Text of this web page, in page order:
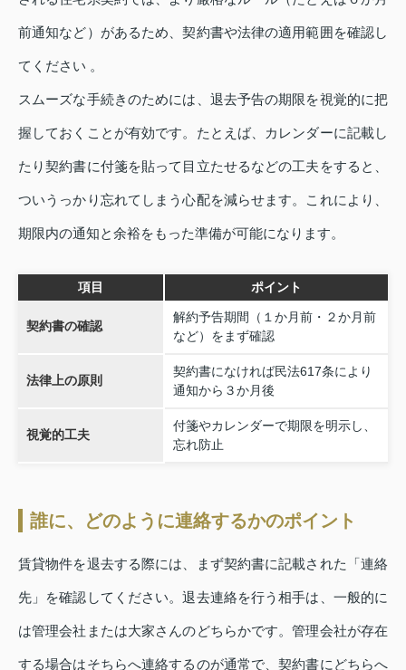
前通知など）があるため、契約書や法律の適用範囲を確認し
てください 。
スムーズな手続きのためには、退去予告の期限を視覚的に把
握しておくことが有効です。たとえば、カレンダーに記載し
たり契約書に付箋を貼って目立たせるなどの工夫をすると、
ついうっかり忘れてしまう心配を減らせます。これにより、
期限内の通知と余裕をもった準備が可能になります。
項目 ポイント
契約書の確認
解約予告期間（１か月前・２か月前
など）をまず確認
法律上の原則
契約書になければ民法617条により
通知から３か月後
視覚的工夫
付箋やカレンダーで期限を明示し、
忘れ防止
誰に、どのように連絡するかのポイント
賃貸物件を退去する際には、まず契約書に記載された「連絡
先」を確認してください。退去連絡を行う相手は、一般的に
は管理会社または大家さんのどちらかです。管理会社が存在
する場合はそちらへ連絡するのが通常で、契約書にどちらへ